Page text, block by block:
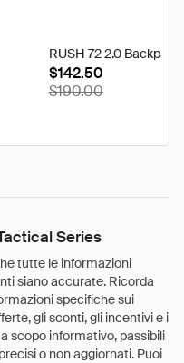
RUSH 72 2.0
$142.50
$190.00
Series
tutte le informazioni
siano accurate. Ricorda
specifiche sui
gli sconti, gli incentivi e i
scopo informativo, passibili
o non aggiornati. Puoi